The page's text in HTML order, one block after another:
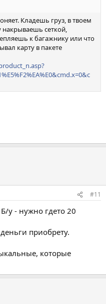
Кладешь груз, в твоем
накрываешь сеткой,
к багажнику или что
карту в пакете
#11
у - нужно гдето 20
приобрету.
которые